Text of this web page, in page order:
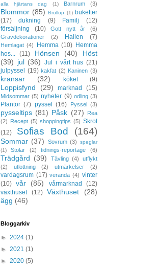
alla hjärtans dag (1) Barnrum (3)
Blommor (85) Bröllop (1) buketter
(17)
dukning (9) Familj
(12)
försäljning
(10) Gott nytt år
(6)
Gravdekorationer
(2) Hallen (7)
Hemlagat (4) Hemma (10) Hemma
hos...
(11) Hönsen (40)
Höst
(39) jul (36) Jul i vårt hus (21)
julpyssel
(19) kakfat (2) Kaninen (3)
kransar (32) köket (9)
Loppisfynd (29) marknad (15)
Midsommar (5) nyheter (9) odling (3)
Plantor (7) pyssel (16) Pyssel (3)
pysseltips (81) Påsk (27)
Rea
(2) Recept (5) shoppingtips (5) Skrot
(12)
Sofias Bod (164)
Sommar (37) Sovrum (3)
speglar
(1)
Stolar (2) tidnings-reportage (6)
Trädgård (39) Tävling (4)
utflykt
(2)
utlottning (2) utmärkelser (2)
vardagsrum (17) veranda (4) vinter
(10) vår (85) vårmarknad
(12)
växthuset
(12) Växthuset
(28)
ägg (46)
Bloggarkiv
► 2024 (1)
► 2021 (1)
► 2020 (5)